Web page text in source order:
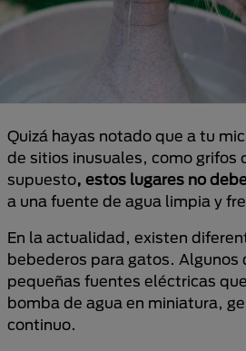
Quizá hayas notado que a tu
de sitios inusuales, como grifos
supuesto, estos lugares no
a una fuente de agua limpia y
En la actualidad, existen
bebederos para gatos. Algunos
pequeñas fuentes eléctricas
bomba de agua en miniatura,
continuo.